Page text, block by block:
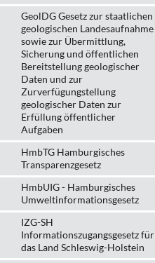
GeolDG Gesetz zur staatlichen
geologischen Landesaufnahme
sowie zur Übermittlung,
Sicherung und öffentlichen
Bereitstellung geologischer
Daten und zur
Zurverfügungstellung
geologischer Daten zur
Erfüllung öffentlicher
Aufgaben
HmbTG Hamburgisches
Transparenzgesetz
HmbUIG - Hamburgisches
Umweltinformationsgesetz
IZG-SH
Informationszugangsgesetz für
das Land Schleswig-Holstein